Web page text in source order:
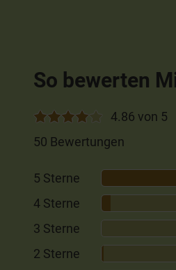
So bewerten
4.86 von 5
50 Bewertungen
5 Sterne
4 Sterne
3 Sterne
2 Sterne